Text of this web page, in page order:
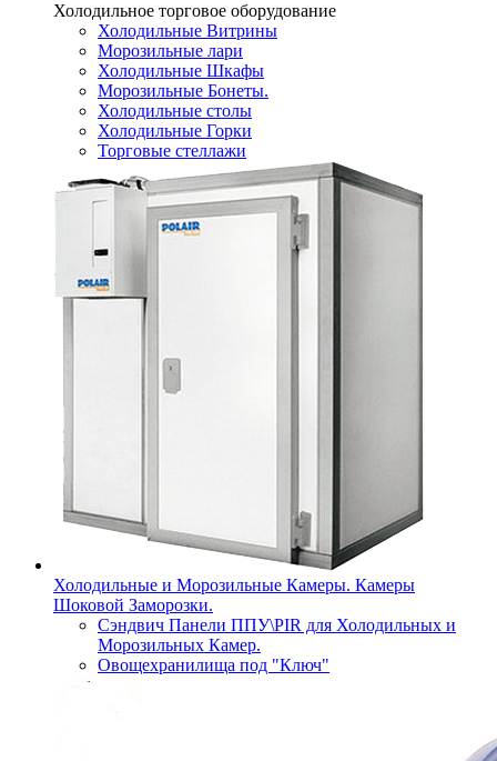
Холодильное торговое оборудование
Холодильные Витрины
Морозильные лари
Холодильные Шкафы
Морозильные Бонеты.
Холодильные столы
Холодильные Горки
Торговые стеллажи
Холодильные и Морозильные Камеры. Камеры
Шоковой Заморозки.
Сэндвич Панели ППУ\PIR для Холодильных и
Морозильных Камер.
Овощехранилища под "Ключ"